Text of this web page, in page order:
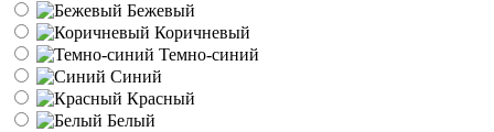
Бежевый
Коричневый
Темно-синий
Синий
Красный
Белый